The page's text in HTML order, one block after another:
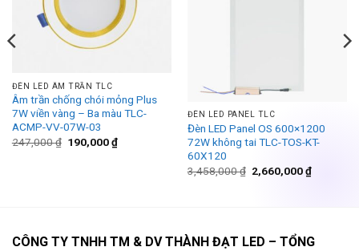
ĐÈN LED ÂM TRẦN TLC
Âm trần chống chói mỏng Plus
7W viền vàng – Ba màu TLC-
ACMP-VV-07W-03
247,000₫ Giá
190,000₫Giá
hiện
ĐÈN LED PANEL TLC
Đèn LED Panel OS 600×1200
72W không tai TLC-TOS-KT-
60X120
3,458,000₫ Giá
gốc
2,660,000₫Giá
hiện
CÔNG TY TNHH TM & DV THÀNH ĐẠT LED – TỔNG